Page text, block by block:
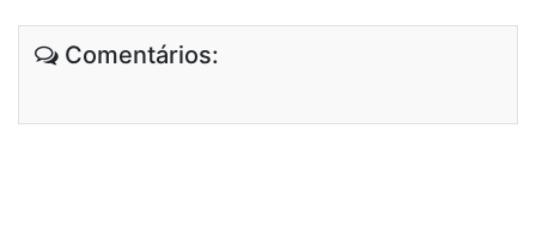
Comentários: